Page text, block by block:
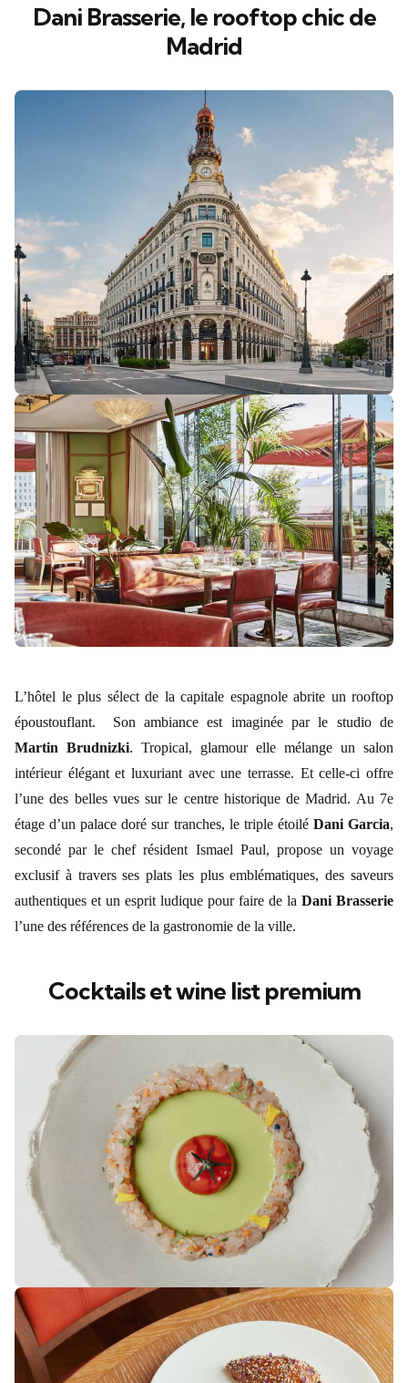
Dani Brasserie, le rooftop chic de
Madrid
L’hôtel le plus sélect de la capitale espagnole abrite un rooftop
époustouflant. Son ambiance est imaginée par le studio de
Martin Brudnizki. Tropical, glamour elle mélange un salon
intérieur élégant et luxuriant avec une terrasse. Et celle-ci offre
l’une des belles vues sur le centre historique de Madrid. Au 7e
étage d’un palace doré sur tranches, le triple étoilé Dani Garcia,
secondé par le chef résident Ismael Paul, propose un voyage
exclusif à travers ses plats les plus emblématiques, des saveurs
authentiques et un esprit ludique pour faire de la Dani Brasserie
l’une des références de la gastronomie de la ville.
Cocktails et wine list premium